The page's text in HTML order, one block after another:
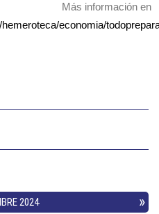
Más información en
economia/